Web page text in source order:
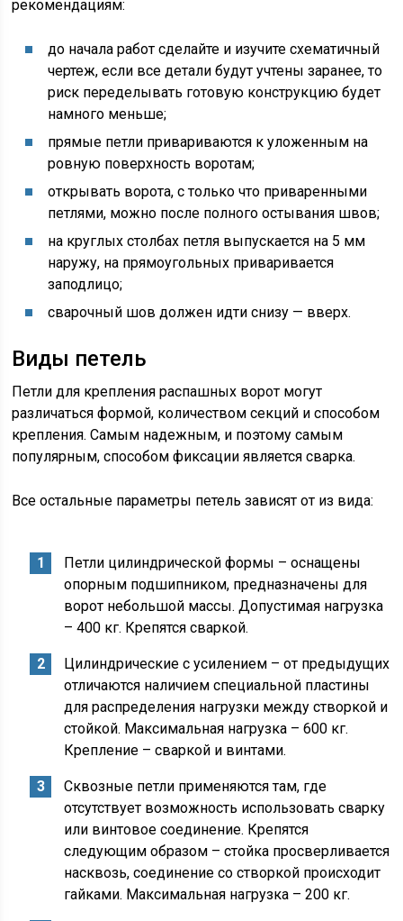
рекомендациям:
до начала работ сделайте и изучите схематичный
чертеж, если все детали будут учтены заранее, то
риск переделывать готовую конструкцию будет
намного меньше;
прямые петли привариваются к уложенным на
ровную поверхность воротам;
открывать ворота, с только что приваренными
петлями, можно после полного остывания швов;
на круглых столбах петля выпускается на 5 мм
наружу, на прямоугольных приваривается
заподлицо;
сварочный шов должен идти снизу — вверх.
Виды петель
Петли для крепления распашных ворот могут
различаться формой, количеством секций и способом
крепления. Самым надежным, и поэтому самым
популярным, способом фиксации является сварка.
Все остальные параметры петель зависят от из вида:
Петли цилиндрической формы – оснащены
опорным подшипником, предназначены для
ворот небольшой массы. Допустимая нагрузка
– 400 кг. Крепятся сваркой.
Цилиндрические с усилением – от предыдущих
отличаются наличием специальной пластины
для распределения нагрузки между створкой и
стойкой. Максимальная нагрузка – 600 кг.
Крепление – сваркой и винтами.
Сквозные петли применяются там, где
отсутствует возможность использовать сварку
или винтовое соединение. Крепятся
следующим образом – стойка просверливается
насквозь, соединение со створкой происходит
гайками. Максимальная нагрузка – 200 кг.